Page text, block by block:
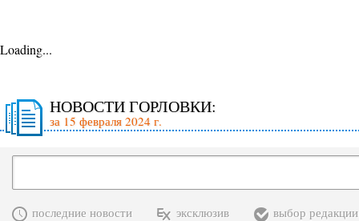
Loading...
НОВОСТИ ГОРЛОВКИ:
за 15 февраля 2024 г.
последние новости эксклюзив выбор редакции